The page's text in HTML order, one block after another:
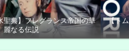
聖典】フレグランス帝国の華
麗なる伝説
【ト